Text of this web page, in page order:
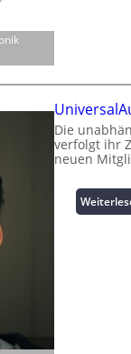
Die
verfolgt ihr
neuen